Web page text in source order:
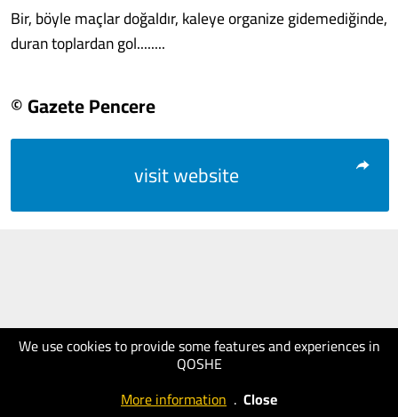
We use cookies to provide some features and experiences in
QOSHE
More information . Close
Bir, böyle maçlar doğaldır, kaleye organize gidemediğinde,
duran toplardan gol........
© Gazete Pencere
visit website